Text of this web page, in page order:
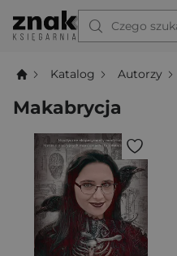
Czego
Katalog Autorzy
Makabrycja